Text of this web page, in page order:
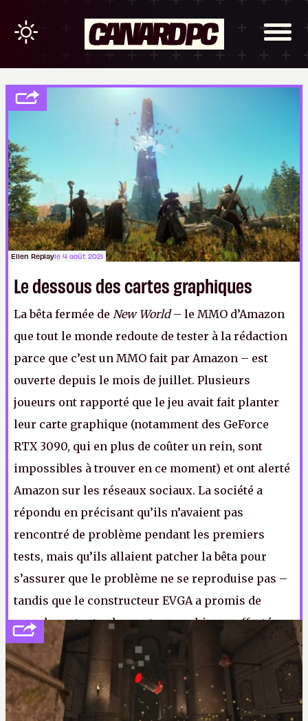
Ellen Replayle 4 août 2021
Le dessous des cartes graphiques
La bêta fermée de New World– le MMO d’Amazon
que tout le monde redoute de tester à la rédaction
parce que c’est un MMO fait par Amazon – est
ouverte depuis le mois de juillet. Plusieurs
joueurs ont rapporté que le jeu avait fait planter
leur carte graphique (notamment des GeForce
RTX 3090, qui en plus de coûter un rein, sont
impossibles à trouver en ce moment) et ont alerté
Amazon sur les réseaux sociaux. La société a
répondu en précisant qu’ils n’avaient pas
rencontré de problème pendant les premiers
tests, mais qu’ils allaient patcher la bêta pour
s’assurer que le problème ne se reproduise pas –
tandis que le constructeur EVGA a promis de
remplacer toutes les cartes graphiques affectées.
Je ne pensais pas que c’était possible, mais j’ai
encore moins envie de le tester maintenant.